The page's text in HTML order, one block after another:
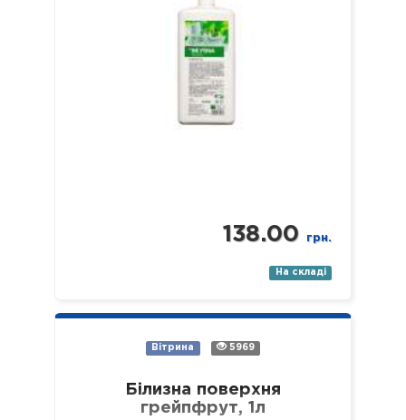
138.00 грн.
На складі
Вітрина 5969
Білизна поверхня
грейпфрут, 1л